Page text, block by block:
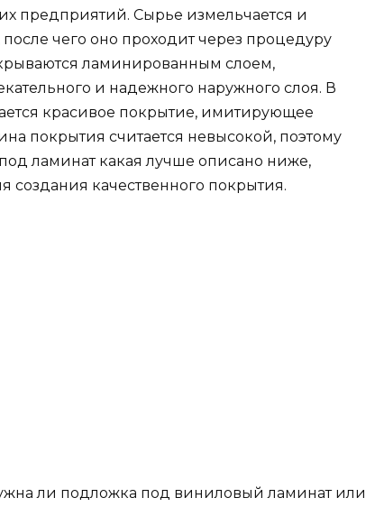
предприятий. Сырье измельчается и
чего оно проходит через процедуру
ламинированным слоем,
и надежного наружного слоя. В
красивое покрытие, имитирующее
покрытия считается невысокой, поэтому
ламинат какая лучше описано ниже,
качественного покрытия.
ли подложка под виниловый ламинат или